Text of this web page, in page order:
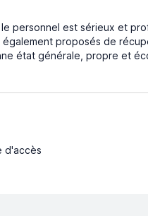
personnel est sérieux et
proposés de
état générale, propre et
d'accès